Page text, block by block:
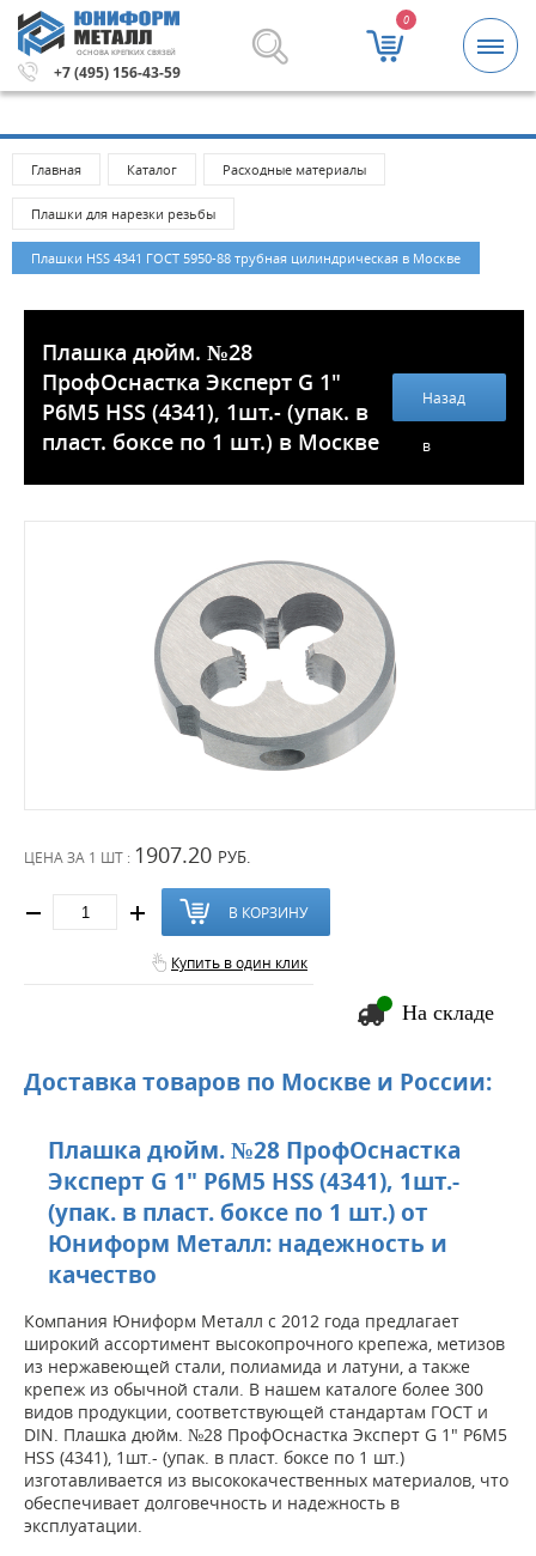
ОСНОВА КРЕПКИХ СВЯЗЕЙ
+7 (495) 156-43-59
0
Метизы и крепежные изделия оптом.
Главная Каталог Расходные материалы
Плашки для нарезки резьбы
Плашки HSS 4341 ГОСТ 5950-88 трубная цилиндрическая в Москве
Плашка дюйм. №28
ПрофОснастка Эксперт G 1"
P6M5 HSS (4341), 1шт.- (упак. в
пласт. боксе по 1 шт.) в Москве
Назад
в
ЦЕНА ЗА 1 ШТ : 1907.20 РУБ.
В КОРЗИНУ
Купить в один клик
На складе
Доставка товаров по Москве и России:
Плашка дюйм. №28 ПрофОснастка
Эксперт G 1" P6M5 HSS (4341), 1шт.-
(упак. в пласт. боксе по 1 шт.) от
Юниформ Металл: надежность и
качество
Компания Юниформ Металл с 2012 года предлагает
широкий ассортимент высокопрочного крепежа, метизов
из нержавеющей стали, полиамида и латуни, а также
крепеж из обычной стали. В нашем каталоге более 300
видов продукции, соответствующей стандартам ГОСТ и
DIN. Плашка дюйм. №28 ПрофОснастка Эксперт G 1" P6M5
HSS (4341), 1шт.- (упак. в пласт. боксе по 1 шт.)
изготавливается из высококачественных материалов, что
обеспечивает долговечность и надежность в
эксплуатации.